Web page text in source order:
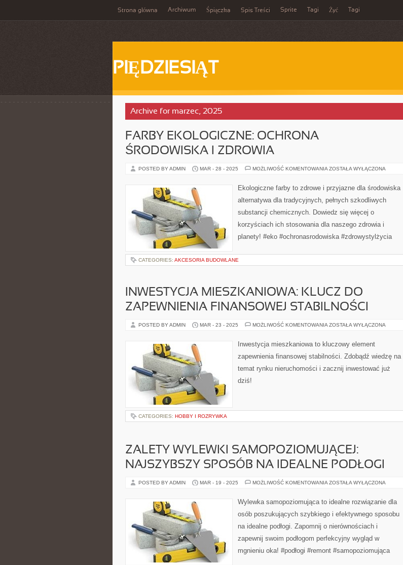
Strona główna Archiwum Śpiączka Spis Treści Sprite Tagi Żyć Tagi
PIĘDZIESIĄT
Archive for marzec, 2025
FARBY EKOLOGICZNE: OCHRONA
ŚRODOWISKA I ZDROWIA
POSTED BY ADMIN MAR - 28 - 2025 MOŻLIWOŚĆ KOMENTOWANIA FARBY
ŚRODOWISKA
I
ZOSTAŁA WYŁĄCZONA
Ekologiczne farby to zdrowe i przyjazne dla środowiska
alternatywa dla tradycyjnych, pełnych szkodliwych
substancji chemicznych. Dowiedz się więcej o
korzyściach ich stosowania dla naszego zdrowia i
planety! #eko #ochronasrodowiska #zdrowystylżycia
CATEGORIES: AKCESORIA BUDOWLANE
INWESTYCJA MIESZKANIOWA: KLUCZ DO
ZAPEWNIENIA FINANSOWEJ STABILNOŚCI
POSTED BY ADMIN MAR - 23 - 2025 MOŻLIWOŚĆ KOMENTOWANIA INWESTYCJA
ZAPEWNIENIA
STABILNOŚCI
ZOSTAŁA WYŁĄCZONA
Inwestycja mieszkaniowa to kluczowy element
zapewnienia finansowej stabilności. Zdobądź wiedzę na
temat rynku nieruchomości i zacznij inwestować już
dziś!
CATEGORIES: HOBBY I ROZRYWKA
ZALETY WYLEWKI SAMOPOZIOMUJĄCEJ:
NAJSZYBSZY SPOSÓB NA IDEALNE PODŁOGI
POSTED BY ADMIN MAR - 19 - 2025 MOŻLIWOŚĆ KOMENTOWANIA ZALETY
NAJSZYBSZY
SPOSÓB
IDEALNE
ZOSTAŁA WYŁĄCZONA
Wylewka samopoziomująca to idealne rozwiązanie dla
osób poszukujących szybkiego i efektywnego sposobu
na idealne podłogi. Zapomnij o nierównościach i
zapewnij swoim podłogom perfekcyjny wygląd w
mgnieniu oka! #podłogi #remont #samopoziomująca